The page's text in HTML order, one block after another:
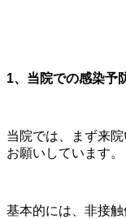
1、当院での感染予
当院では、まず来
お願いしています。
基本的には、非接